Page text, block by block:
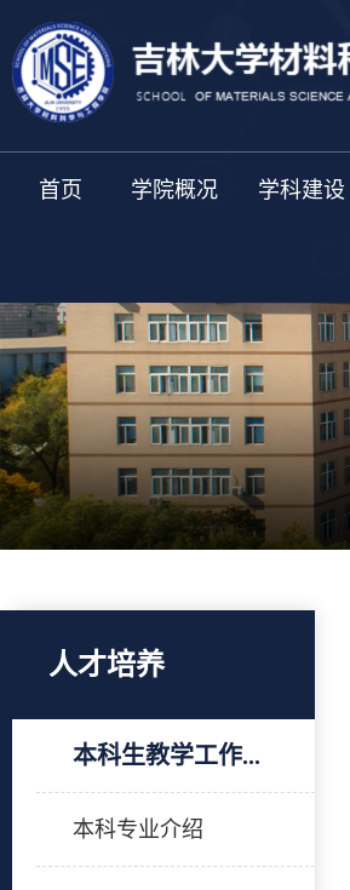
首页 学院概况 学科建设
人才培养
本科生教学工作...
本科专业介绍